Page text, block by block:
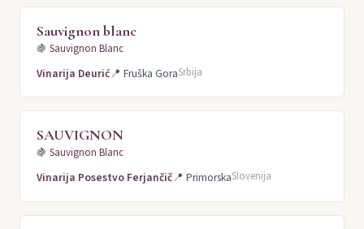
Sauvignon blanc
🍇 Sauvignon Blanc
Vinarija Deurić📍 Fruška GoraSrbija
SAUVIGNON
🍇 Sauvignon Blanc
Vinarija Posestvo Ferjančič📍 PrimorskaSlovenija